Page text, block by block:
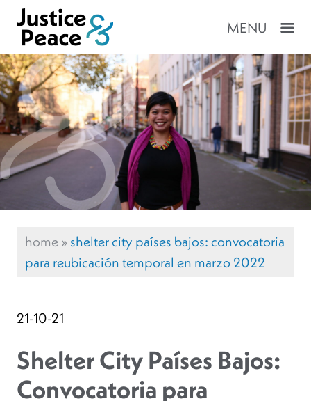
MENU
home»shelter city países bajos: convocatoria
para reubicación temporal en marzo 2022
21-10-21
Shelter City Países Bajos:
Convocatoria para